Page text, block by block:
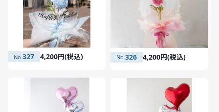
327 4,200円(税込) 326 4,200円(税込)